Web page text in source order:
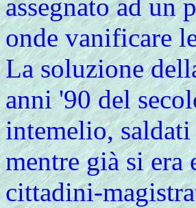
assegnato ad un
onde vanificare
La soluzione
anni '90 del
intemelio,
mentre già si
cittadini-